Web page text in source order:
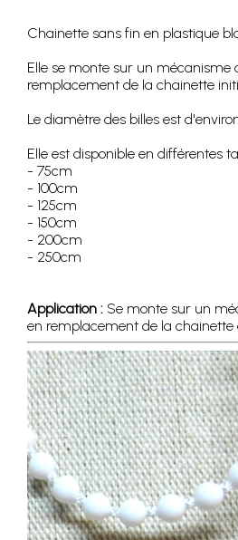
Chainette sans fin en plastique
Elle se monte sur un mécanisme
remplacement de la chainette
Le diamètre des billes est
Elle est disponible en différentes
- 75cm
- 100cm
- 125cm
- 150cm
- 200cm
- 250cm
Application : Se monte sur un
en remplacement de la chainette